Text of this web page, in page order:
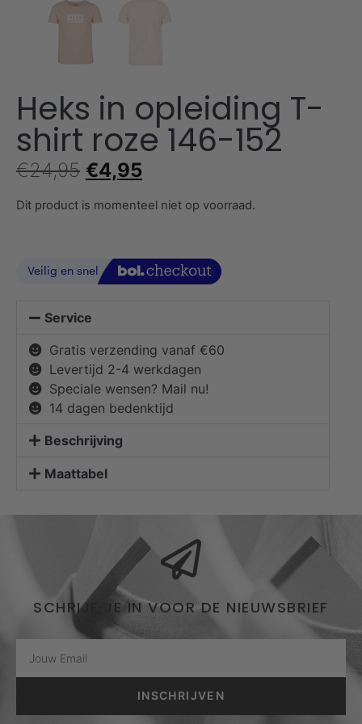
Heks in opleiding T-
shirt roze 146-152
€24,95 €4,95
Dit product is momenteel niet op voorraad.
Service
Gratis verzending vanaf €60
Levertijd 2-4 werkdagen
Speciale wensen? Mail nu!
14 dagen bedenktijd
Beschrijving
Maattabel
SCHRIJF JE IN VOOR DE NIEUWSBRIEF
INSCHRIJVEN